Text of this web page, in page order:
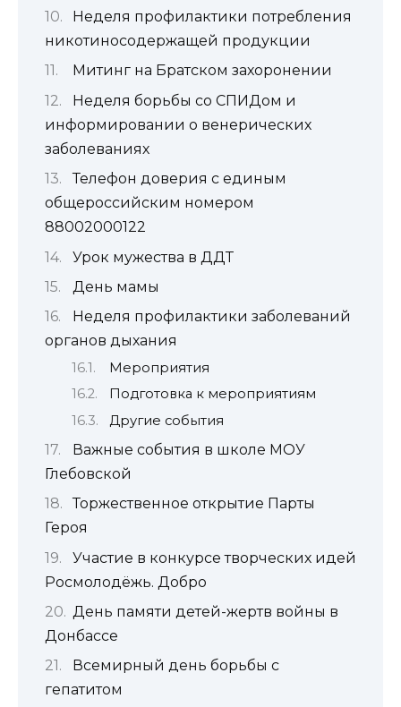
Неделя профилактики потребления
никотиносодержащей продукции
Митинг на Братском захоронении
Неделя борьбы со СПИДом и
информировании о венерических
заболеваниях
Телефон доверия с единым
общероссийским номером
88002000122
Урок мужества в ДДТ
День мамы
Неделя профилактики заболеваний
органов дыхания
Мероприятия
Подготовка к мероприятиям
Другие события
Важные события в школе МОУ
Глебовской
Торжественное открытие Парты
Героя
Участие в конкурсе творческих идей
Росмолодёжь. Добро
День памяти детей-жертв войны в
Донбассе
Всемирный день борьбы с
гепатитом